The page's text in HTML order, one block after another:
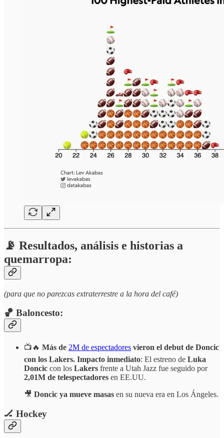
📡 Resultados, análisis e historias a
quemarropa:
(para que no parezcas extraterrestre a la hora del café)
🏀 Baloncesto:
📺🔥 Más de 2M de espectadores vieron el debut de Doncic
con los Lakers. Impacto inmediato: El estreno de Luka
Doncic con los Lakers frente a Utah Jazz fue seguido por
2,01M de telespectadores en EE.UU.
🎥 Doncic ya mueve masas en su nueva era en Los Ángeles.
🏒 Hockey